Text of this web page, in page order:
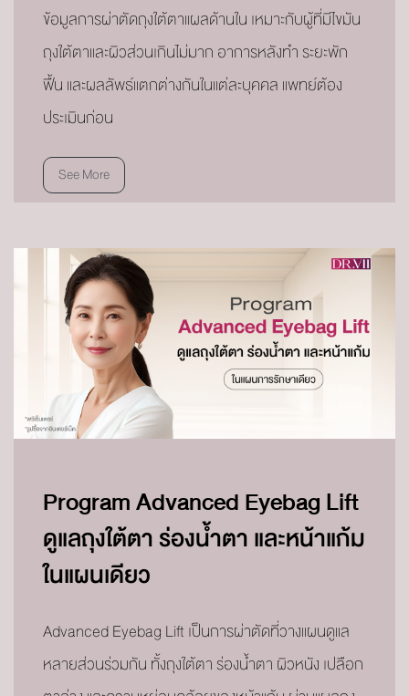
ข้อมูลการผ่าตัดถุงใต้ตาแผลด้านใน เหมาะกับผู้ที่มีไขมัน
ถุงใต้ตาและผิวส่วนเกินไม่มาก อาการหลังทำ ระยะพัก
ฟื้น และผลลัพธ์แตกต่างกันในแต่ละบุคคล แพทย์ต้อง
ประเมินก่อน
See More
Program Advanced Eyebag Lift
ดูแลถุงใต้ตา ร่องน้ำตา และหน้าแก้ม
ในแผนเดียว
Advanced Eyebag Lift เป็นการผ่าตัดที่วางแผนดูแล
หลายส่วนร่วมกัน ทั้งถุงใต้ตา ร่องน้ำตา ผิวหนัง เปลือก